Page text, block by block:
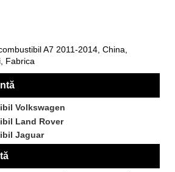
A7 2011-2014, China,
Fabrica
Volkswagen
Land Rover
Jaguar